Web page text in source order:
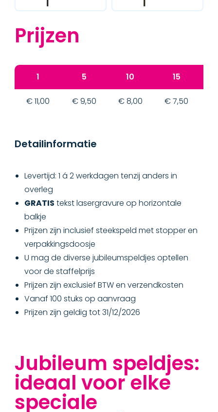
Prijzen
1 5 10 15
€ 11,00 € 9,50 € 8,00 € 7,50
Detailinformatie
Levertijd: 1 á 2 werkdagen tenzij anders in
overleg
GRATIS tekst lasergravure op horizontale
balkje
Prijzen zijn inclusief steekspeld met stopper en
verpakkingsdoosje
U mag de diverse jubileumspeldjes optellen
voor de staffelprijs
Prijzen zijn exclusief BTW en verzendkosten
Vanaf 100 stuks op aanvraag
Prijzen zijn geldig tot 31/12/2026
Jubileum speldjes:
ideaal voor elke
speciale